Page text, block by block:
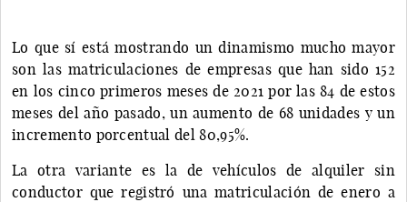
Lo que sí está mostrando un dinamismo mucho mayor
son las matriculaciones de empresas que han sido 152
en los cinco primeros meses de 2021 por las 84 de estos
meses del año pasado, un aumento de 68 unidades y un
incremento porcentual del 80,95%.
La otra variante es la de vehículos de alquiler sin
conductor que registró una matriculación de enero a